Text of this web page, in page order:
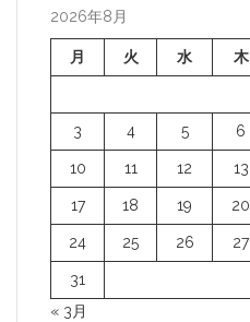
ー
シ
ョ
ン
2026年8月
月 火 水 木
3 4 5 6
10 11 12 13
17 18 19 20
24 25 26 27
31
« 3月